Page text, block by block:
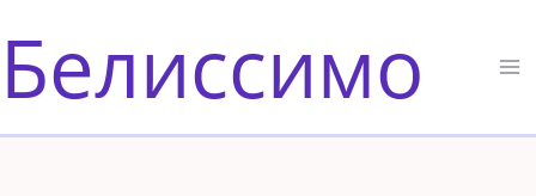
к
содержимому
Белиссимо